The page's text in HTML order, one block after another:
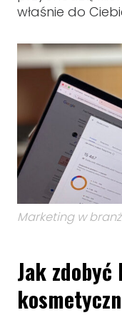
właśnie do
Marketing w
Jak